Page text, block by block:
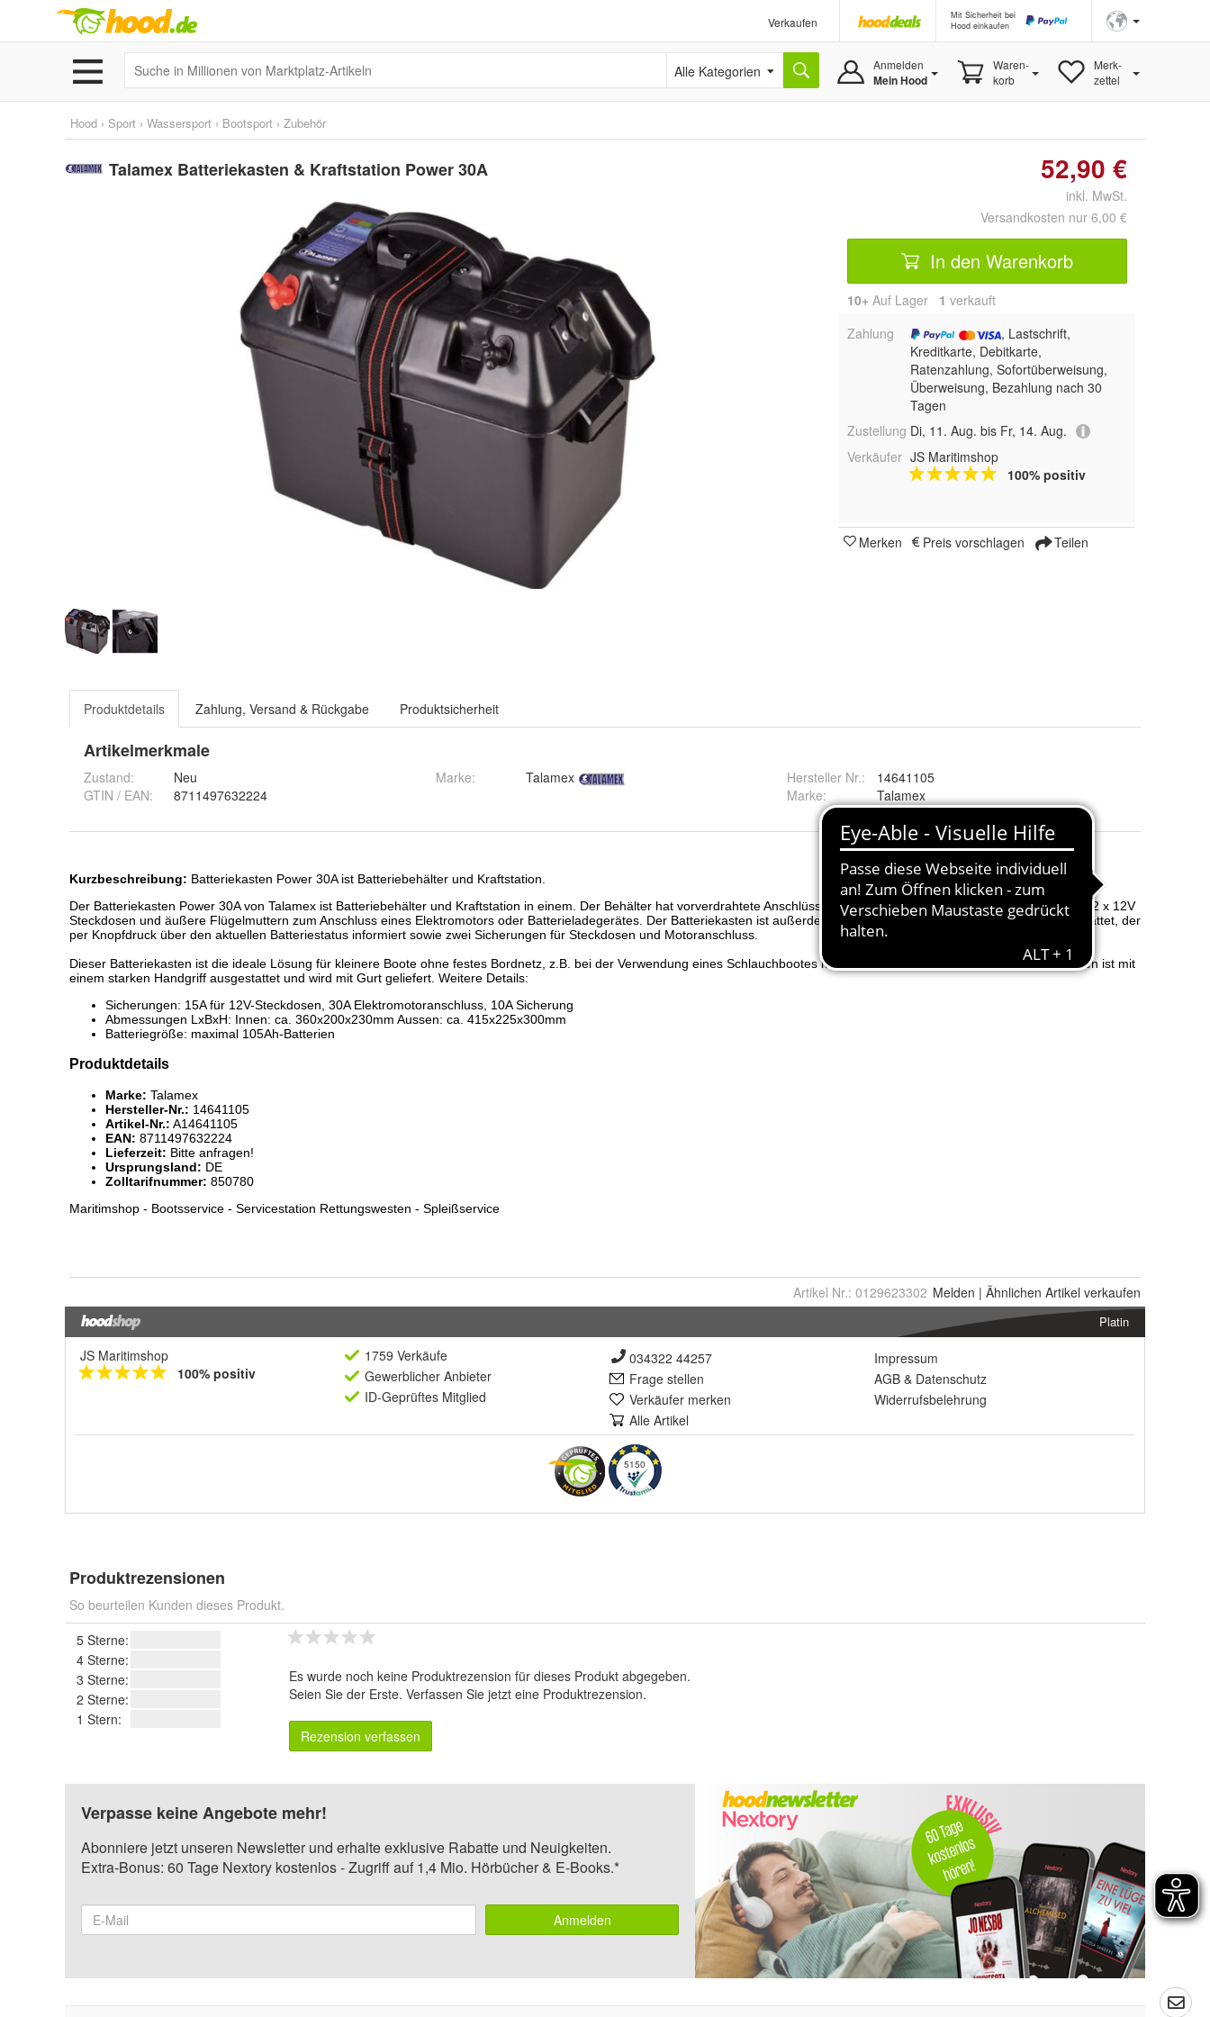
Verkaufen
Mit Sicherheit bei
Hood einkaufen
Alle Kategorien Anmelden
Mein Hood
Waren-
korb
Merk-
zettel
Hood › Sport › Wassersport › Bootsport › Zubehör
Talamex Batteriekasten & Kraftstation Power 30A 52,90 €
inkl. MwSt.
Versandkosten nur 6,00 €
In den Warenkorb
10+ Auf Lager 1 verkauft
Zahlung
, Lastschrift,
Kreditkarte, Debitkarte,
Ratenzahlung, Sofortüberweisung,
Überweisung, Bezahlung nach 30
Tagen
Zustellung Di, 11. Aug. bis Fr, 14. Aug.
Verkäufer JS Maritimshop
100% positiv
Merken Preis vorschlagen Teilen
Produktdetails Zahlung, Versand & Rückgabe Produktsicherheit
Artikelmerkmale
Zustand:
Neu
GTIN / EAN:
8711497632224
Marke: Talamex Hersteller Nr.:
14641105
Marke: Talamex
Artikel Nr.: 0129623302 Melden | Ähnlichen Artikel verkaufen
Platin
JS Maritimshop
100% positiv
1759 Verkäufe
Gewerblicher Anbieter
ID-Geprüftes Mitglied
034322 44257
Frage stellen
Verkäufer merken
Alle Artikel
Impressum
AGB & Datenschutz
Widerrufsbelehrung
5150
Produktrezensionen
So beurteilen Kunden dieses Produkt.
5 Sterne:
4 Sterne:
3 Sterne:
2 Sterne:
1 Stern:
Es wurde noch keine Produktrezension für dieses Produkt abgegeben.
Seien Sie der Erste. Verfassen Sie jetzt eine Produktrezension.
Rezension verfassen
Verpasse keine Angebote mehr!
Abonniere jetzt unseren Newsletter und erhalte exklusive Rabatte und Neuigkeiten.
Extra-Bonus: 60 Tage Nextory kostenlos - Zugriff auf 1,4 Mio. Hörbücher & E-Books.*
Anmelden